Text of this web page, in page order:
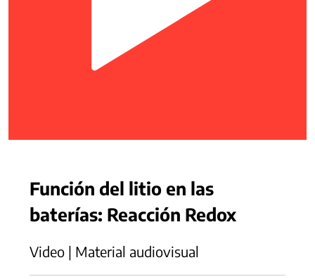
Función del litio en las
baterías: Reacción Redox
Video | Material audiovisual